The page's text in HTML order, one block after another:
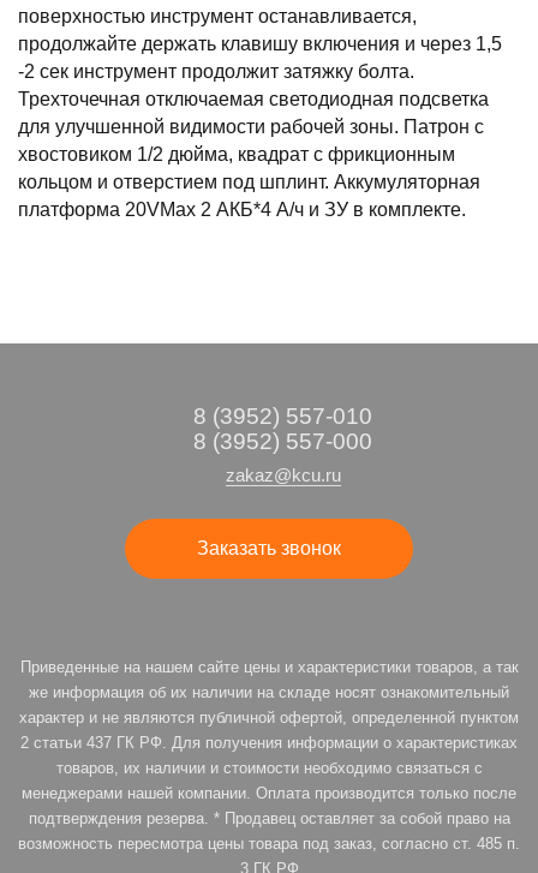
поверхностью инструмент останавливается,
продолжайте держать клавишу включения и через 1,5
-2 сек инструмент продолжит затяжку болта.
Трехточечная отключаемая светодиодная подсветка
для улучшенной видимости рабочей зоны. Патрон с
хвостовиком 1/2 дюйма, квадрат с фрикционным
кольцом и отверстием под шплинт. Аккумуляторная
платформа 20VMax 2 АКБ*4 А/ч и ЗУ в комплекте.
8 (3952) 557-010
8 (3952) 557-000
zakaz@kcu.ru
Заказать звонок
Приведенные на нашем сайте цены и характеристики товаров, а так
же информация об их наличии на складе носят ознакомительный
характер и не являются публичной офертой, определенной пунктом
2 статьи 437 ГК РФ. Для получения информации о характеристиках
товаров, их наличии и стоимости необходимо связаться с
менеджерами нашей компании. Оплата производится только после
подтверждения резерва. * Продавец оставляет за собой право на
возможность пересмотра цены товара под заказ, согласно ст. 485 п.
3 ГК РФ